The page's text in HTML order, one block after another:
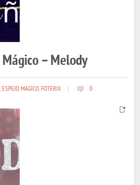
– Melody
,ESPEJO MAGICO,FOTERIX 0